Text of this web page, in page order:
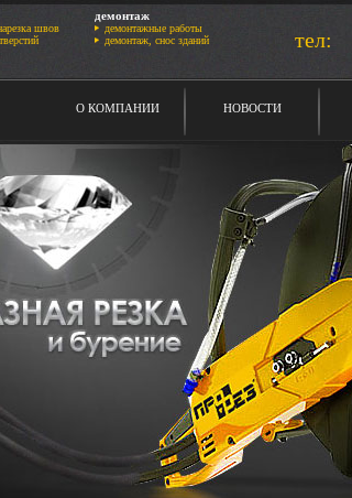
швов
демонтаж
демонтажные работы
демонтаж, снос зданий
тел:
О КОМПАНИИ НОВОСТИ